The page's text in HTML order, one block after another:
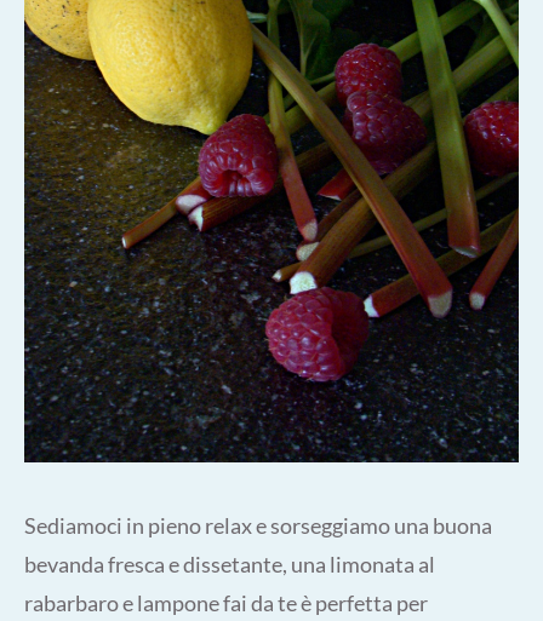
Sediamoci in pieno relax e sorseggiamo una buona
bevanda fresca e dissetante, una limonata al
rabarbaro e lampone fai da te è perfetta per